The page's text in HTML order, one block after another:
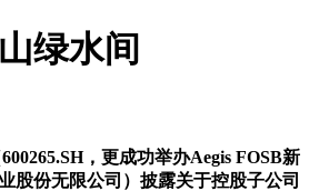
绿水间
，更成功举办Aegis FOSB新
股份无限公司）披露关于控股子公司